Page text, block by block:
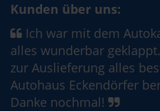
Kunden über uns:
Ich war mit dem
alles wunderbar
zur Auslieferung alles
Autohaus Eckendörfer
Danke nochmal!